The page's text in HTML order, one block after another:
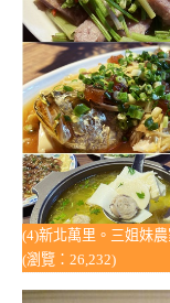
(4)新北萬里。三姐妹
(瀏覽：26,232)